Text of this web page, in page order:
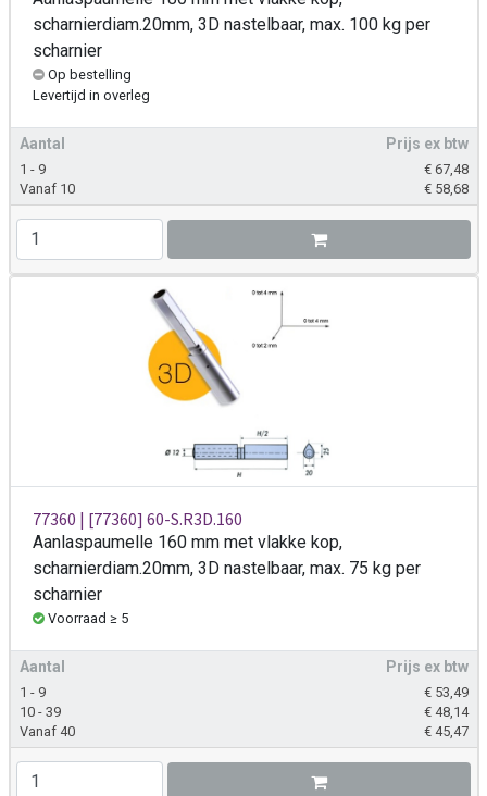
scharnierdiam.20mm, 3D nastelbaar, max. 100 kg per
scharnier
Op bestelling
Levertijd in overleg
Aantal Prijs ex btw
1 - 9 € 67,48
Vanaf 10
€ 58,68
77360 | [77360] 60-S.R3D.160
Aanlaspaumelle 160 mm met vlakke kop,
scharnierdiam.20mm, 3D nastelbaar, max. 75 kg per
scharnier
Voorraad ≥ 5
Aantal Prijs ex btw
1 - 9 € 53,49
10 - 39
€ 48,14
Vanaf 40
€ 45,47